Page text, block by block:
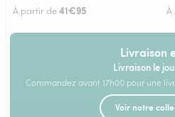
À partir de41€95 À
Livraison
Livraison le
Commandez avant 17h00 pour une
Voir notre